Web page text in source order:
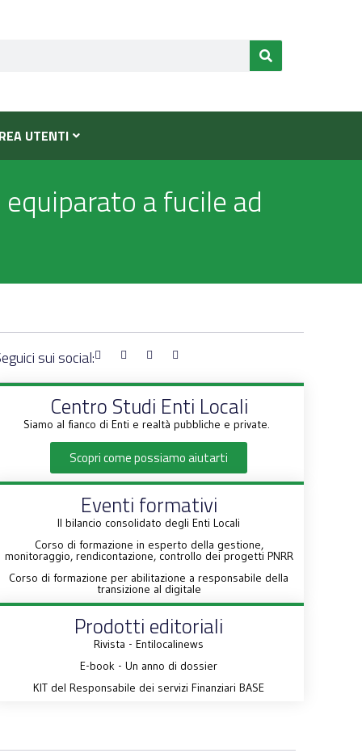
UTENTI
equiparato a fucile ad
sui social:
Centro Studi Enti Locali
Siamo al fianco di Enti e realtà pubbliche e private.
Scopri come possiamo aiutarti
Eventi formativi
Il bilancio consolidato degli Enti Locali
Corso di formazione in esperto della gestione,
monitoraggio, rendicontazione, controllo dei progetti PNRR
Corso di formazione per abilitazione a responsabile della
transizione al digitale
Prodotti editoriali
Rivista - Entilocalinews
E-book - Un anno di dossier
KIT del Responsabile dei servizi Finanziari BASE